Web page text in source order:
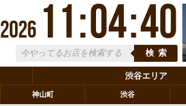
2026 11:04:40
検索
渋谷エリア
神山町 渋谷